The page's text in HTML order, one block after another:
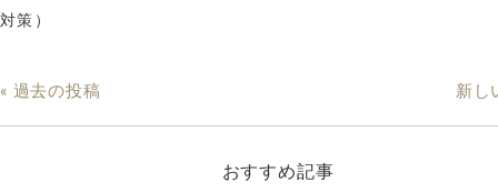
対策）
« 過去の投稿 新し
おすすめ記事